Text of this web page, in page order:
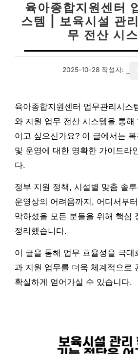
육아종합지원센터
스템 | 보육시설 관
무 전산 시
2025-10-28 작성자:
육아종합지원센터 업무관리시스
와 지원 업무 전산 시스템을 통해
이고 싶으신가요? 이 글에서는
및 운영에 대한 명확한 가이드라
다.
정부 지원 정책, 시설별 맞춤 솔
운영상의 어려움까지, 어디서부
막하셨을 모든 분들을 위해 핵심
정리했습니다.
이 글을 통해 업무 효율성을 극대
과 지원 업무를 더욱 체계적으로
확실하게 얻어가실 수 있습니다.